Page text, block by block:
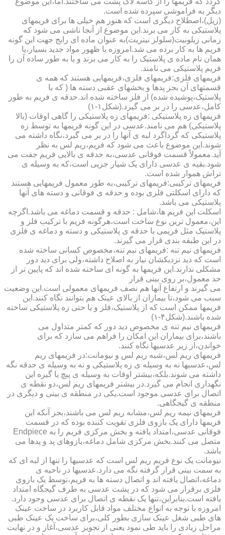
دیگر به فراموشی سپرده شده است.
(زیل)،اصطلاح دیگری است که هنوز هم خیلی ها برای فریمهای
پلاستیکی به کار می برند.این موضوع از آنجا ناشی می شود که
زمانی زیلونیت(سلولز نیتریت)به عنوان ماده ای رایج جهت این گونه
فریم ها به کار برده می شد.امروزه با ظهور مواد جدید بسیار،یا
همان نام ماده ی پلاستیک را به کار می برند و یا به طور ساده آن را
فریم پلاستیکی می نامند.
فریمهای فلزی:فریمهای فلزی،فریمهایی هستند که همه ی
قسمتهای آن بجز پدها و بخشهای عقبی دسته ها ( که با
پلاستیک،پوشیده شده) از فلز ساخته شده اند.حدقه ی فریم به طور
کامل،عدسی را در بر می گیرد.(شکل۱-۱)
فریمهای زه پلاستیکی :فریمهای زه پلاستیکی را گاهی اوقات (بالا
پلاستیکی) هم می نامند.عدسی در این گونه فریمها به توسط زه
پلاستیکی که گرداگرد لبه ی آنها را در بر می گیرد،نگاه داشته می
شوند.این موضوع باعث می شود که فریم،ریم لس به نظر
آید.معمولاً قسمت فوقانی عدسی،به حدقه ی بالایی فریم جفت می
شود.بقیه ی عدسی دارای یک شیار جزیی است،که به وسیله ی
تراش هموار شده است.
فریمهای ترکیبی:فریمهای ترکیبی،به طور معمول فریمهایی هستند
که دارای اسکلتی فلزی بوده و حدقه ی فوقانی و دسته های آنها
پلاستیکی می باشد.
اسکلت این فریم ها،شامل : حدقه و قسمت دماغه می باشد.اگرچه
این،معمول ترین نوع ساخت است،هرگونه فریم با ترکیب فلز و
پلاستیک مثل فریمی با حدقه ی پلاستیکی و دسته و دماغه ی فلزی
در این طبقه بندی قرار می گیرند.
فریمهای نیم تنه :فریمهای نیم تنه،مخصوص کسانی ساخته شده
است که دید نزدیکشان نیاز به اصلاح داشته،ولی برای دید دور
مشکلی ندارند.این فریمها به گونه ای ساخته شده اند که پایین تر از
حد معمول،بر روی بینی قرار
می گیرند و ارتفاع آنها هم نصف فریمهای معمولی است.این وضعیت
سبب می شود،تا بیماران از بالای عینک هم بتوانند نگاه کنند.این
فریمها ممکن است که از پلاستیک،فلز و یا حتی زه پلاستیکی ساخته
شده باشند.(شکل۴-۱)
فریمهای نیم تنه ی مخصوص دید دور که کمتر متداول می
باشند،برای بیماران این امکان را فراهم می سازد که برای
خواندن،از زیر عدسیها نگاه کنند.
فریمهای ریم لس،شبه ریم لس و نیومانت:در فریمهای ریم
لس،عدسیها نه به وسیله ی زه پلاستیکی و نه به وسیله ی حدقه نگه
داشته می شوند.بلکه،بیشتر اوقات به وسیله ی پیچ یا گیره این
نگهداری انجام می گیرد.در بیشتر فریمهای ریم لس،دو نقطه ی
اتصال برای عدسی موجود است.یکی در منطقه ی بینی و دیگری در
منطقه ی گیجگاهی.
فریمهای نیمه ریم لس،مشابه ریم لس می باشند،بجز آنکه این
فریمها دارای یک بازوی فلزی تقویت کننده بوده که در قسمت
فوقانی عدسی،امتداد یافته و بخش مرکزی فریم را به Endpiece
متصل می کنند.بخش مرکزی شامل دماغه،بازوهای پد و پدها می
باشد.
نیومانت یک نوع فریم ریم لس است که عدسیها را تنها از لبه ای که
به سمت بینی قرار گرفته نگه می دارد.عدسیها در ناحیه ی
دماغه،اتصال یافته اند و اتصال دسته ها به فریم،توسط یک بازوی
فلزی برقرار می شود که در پشت عدسی به طرف گیجگاه امتداد
یافته است.بنابراین،تنها یک نقطه ی اتصال برای عدسی وجود دارد.
امروزه با توجه به انواع مختلف مواد قابل کاربرد در ساخت عینک
های طبی شغل عینک سازی بطور کلی،برای ساخت یک عینک طبی
مراحل زیادی را باید طی نمود یعنی از تجویز عدسی،آغاز و در نهایت